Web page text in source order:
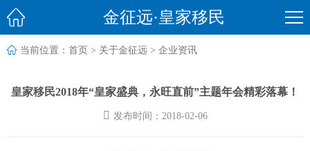
 金征远·皇家移民
 当前位置： 首页 > 关于金征远 > 企业资讯
皇家移民2018年“皇家盛典，永旺直前”主题年会精彩落幕！
 发布时间：2018-02-06